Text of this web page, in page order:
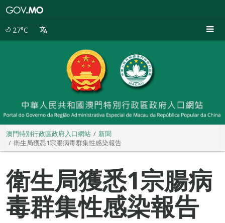
27°C
澳門特別行政區政府入口網站
新聞
衛生局獲悉1宗腸病毒群集性感染報告
衛生局獲悉1宗腸病
毒群集性感染報告